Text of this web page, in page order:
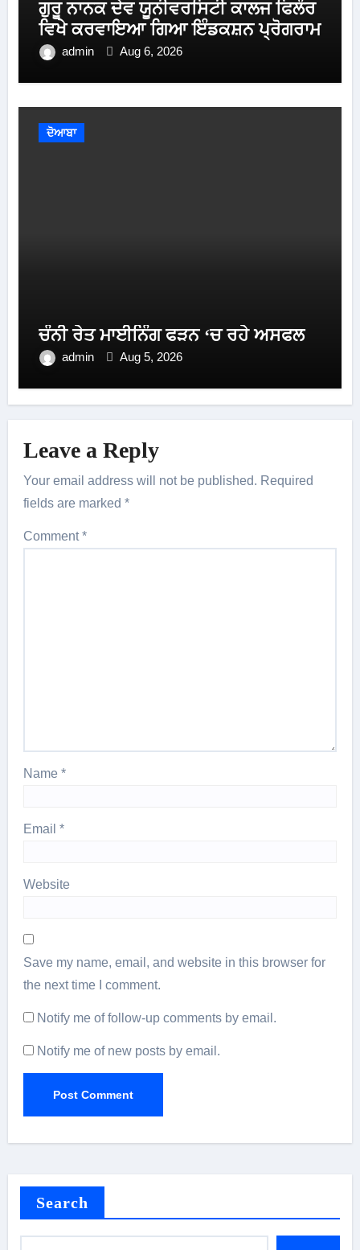
ਗੁਰੂ ਨਾਨਕ ਦੇਵ ਯੂਨੀਵਰਸਿਟੀ ਕਾਲਜ ਫਿਲੌਰ
ਵਿਖੇ ਕਰਵਾਇਆ ਗਿਆ ਇੰਡਕਸ਼ਨ ਪ੍ਰੋਗਰਾਮ
admin Aug 6, 2026
ਦੋਆਬਾ
ਚੰਨੀ ਰੇਤ ਮਾਈਨਿੰਗ ਫੜਨ ‘ਚ ਰਹੇ ਅਸਫਲ
admin Aug 5, 2026
Leave a Reply
Your email address will not be published. Required
fields are marked*
Comment*
Name*
Email*
Website
Save my name, email, and website in this browser for
the next time I comment.
Notify me of follow-up comments by email.
Notify me of new posts by email.
Search